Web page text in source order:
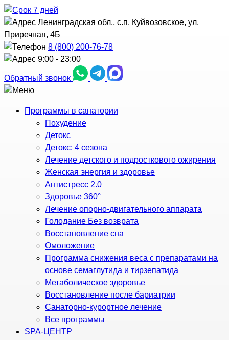
Ленинградская обл., с.п. Куйвозовское, ул.
Приречная, 4Б
8 (800) 200-76-78
9:00 - 23:00
Обратный звонок
Программы в санатории
Похудение
Детокс
Детокс: 4 сезона
Лечение детского и подросткового ожирения
Женская энергия и здоровье
Антистресс 2.0
Здоровье 360°
Лечение опорно-двигательного аппарата
Голодание Без возврата
Восстановление сна
Омоложение
Программа снижения веса с препаратами на
основе семаглутида и тирзепатида
Метаболическое здоровье
Восстановление после бариатрии
Санаторно-курортное лечение
Все программы
SPA-ЦЕНТР